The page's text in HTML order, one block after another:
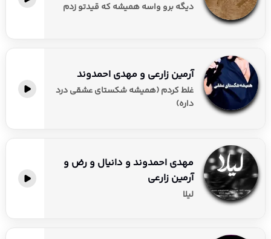
دیگه برو واسه همیشه که قیدتو زدم
آرمین زارعی و مهدی احمدوند
غلط کردم (همیشه شکستای عشقی درد
داره)
مهدی احمدوند و دانیال و رض و
آرمین زارعی
لیلا